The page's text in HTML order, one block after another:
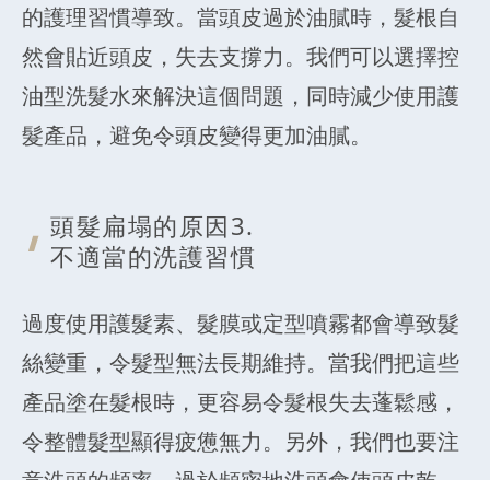
的護理習慣導致。當頭皮過於油膩時，髮根自
然會貼近頭皮，失去支撐力。我們可以選擇控
油型洗髮水來解決這個問題，同時減少使用護
髮產品，避免令頭皮變得更加油膩。
頭髮扁塌的原因3.
不適當的洗護習慣
過度使用護髮素、髮膜或定型噴霧都會導致髮
絲變重，令髮型無法長期維持。當我們把這些
產品塗在髮根時，更容易令髮根失去蓬鬆感，
令整體髮型顯得疲憊無力。另外，我們也要注